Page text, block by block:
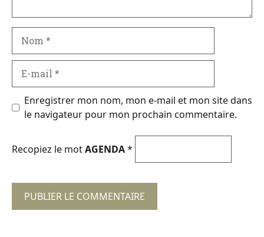
mail
Enregistrer mon nom, mon e-mail et mon site dans
le navigateur pour mon prochain commentaire.
Recopiez le motAGENDA*